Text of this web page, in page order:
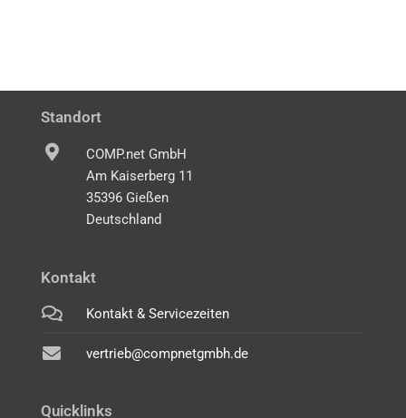
Standort
COMP.net GmbH
Am Kaiserberg 11
35396 Gießen
Deutschland
Kontakt
Kontakt & Servicezeiten
vertrieb@compnetgmbh.de
Quicklinks